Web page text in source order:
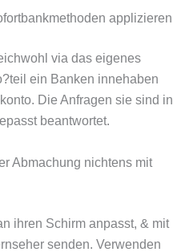
applizieren
via das eigenes
ein Banken innehaben
Die Anfragen sie sind in
beantwortet.
Abmachung nichtens mit
ihren Schirm anpasst, & mit
senden. Verwenden